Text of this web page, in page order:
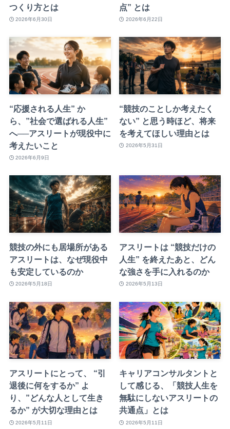
つくり方とは
2026年6月30日
点” とは
2026年6月22日
“応援される人生” か
ら、”社会で選ばれる人生”
へ──アスリートが現役中に
考えたいこと
2026年6月9日
“競技のことしか考えたく
ない” と思う時ほど、将来
を考えてほしい理由とは
2026年5月31日
競技の外にも居場所がある
アスリートは、なぜ現役中
も安定しているのか
2026年5月18日
アスリートは “競技だけの
人生” を終えたあと、どん
な強さを手に入れるのか
2026年5月13日
アスリートにとって、 “引
退後に何をするか” よ
り、”どんな人として生き
るか” が大切な理由とは
2026年5月11日
キャリアコンサルタントと
して感じる、「競技人生を
無駄にしないアスリートの
共通点」とは
2026年5月11日